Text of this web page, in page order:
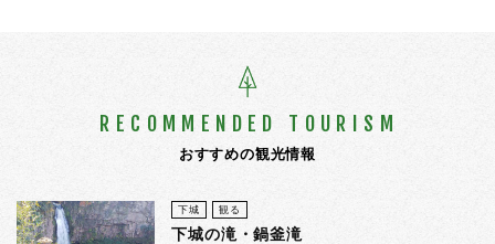
RECOMMENDED TOURISM
おすすめの観光情報
下城 観る
下城の滝・鍋釜滝